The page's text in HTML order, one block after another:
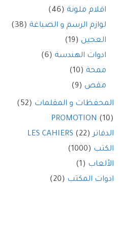
اقلام ملونة (46)
لوازم الرسم و الصباغة (38)
العجين (19)
ادوات الهندسة (6)
ممحة (10)
مقص (9)
المحفظات و المقلمات (52)
PROMOTION (10)
الدفاتر LES CAHIERS (22)
الكتب (1000)
الألعاب (1)
ادوات المكتب (20)